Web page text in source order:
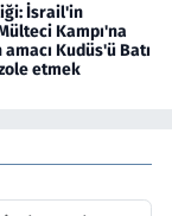
İsrail'in
Kampı'na
amacı Kudüs'ü Batı
etmek